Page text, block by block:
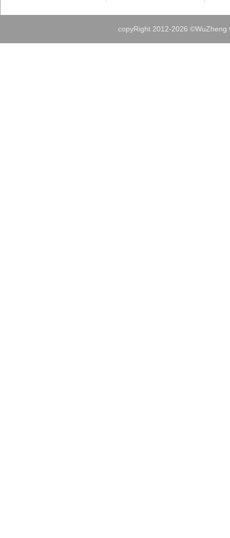
copyRight 2012-2026 ©WuZheng